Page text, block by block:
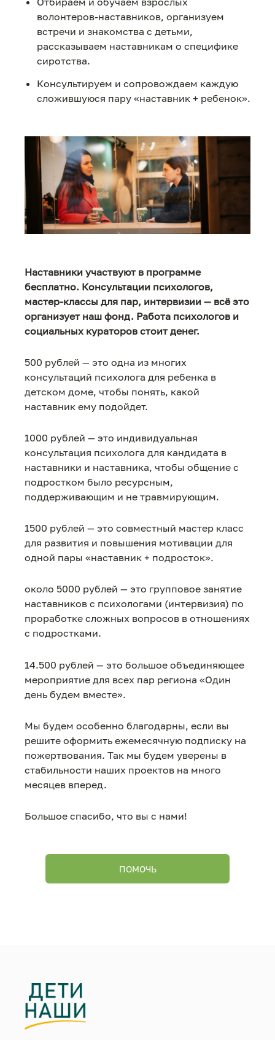
волонтеров-наставников, организуем
встречи и знакомства с детьми,
рассказываем наставникам о специфике
сиротства.
Консультируем и сопровождаем каждую
сложившуюся пару «наставник + ребенок».
Наставники участвуют в программе
бесплатно. Консультации психологов,
мастер-классы для пар, интервизии — всё это
организует наш фонд. Работа психологов и
социальных кураторов стоит денег.
500 рублей — это одна из многих
консультаций психолога для ребенка в
детском доме, чтобы понять, какой
наставник ему подойдет.
1000 рублей — это индивидуальная
консультация психолога для кандидата в
наставники и наставника, чтобы общение с
подростком было ресурсным,
поддерживающим и не травмирующим.
1500 рублей — это совместный мастер класс
для развития и повышения мотивации для
одной пары «наставник + подросток».
около 5000 рублей — это групповое занятие
наставников с психологами (интервизия) по
проработке сложных вопросов в отношениях
с подростками.
14.500 рублей — это большое объединяющее
мероприятие для всех пар региона «Один
день будем вместе».
Мы будем особенно благодарны, если вы
решите оформить ежемесячную подписку на
пожертвования. Так мы будем уверены в
стабильности наших проектов на много
месяцев вперед.
Большое спасибо, что вы с нами!
ПОМОЧЬ